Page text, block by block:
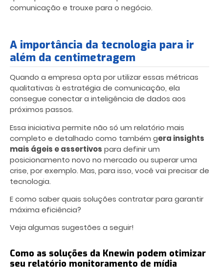
comunicação e trouxe para o negócio.
A importância da tecnologia para ir
além da centimetragem
Quando a empresa opta por utilizar essas métricas
qualitativas à estratégia de comunicação, ela
consegue conectar a inteligência de dados aos
próximos passos.
Essa iniciativa permite não só um relatório mais
completo e detalhado como também gera insights
mais ágeis e assertivos para definir um
posicionamento novo no mercado ou superar uma
crise, por exemplo. Mas, para isso, você vai precisar de
tecnologia.
E como saber quais soluções contratar para garantir
máxima eficiência?
Veja algumas sugestões a seguir!
Como as soluções da Knewin podem otimizar
seu relatório monitoramento de mídia